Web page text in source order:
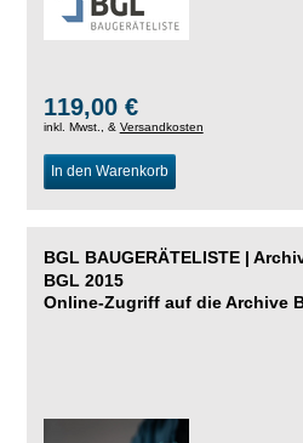
119,00 €
inkl. Mwst., & Versandkosten
In den Warenkorb
BGL BAUGERÄTELISTE |
BGL 2015
Online-Zugriff auf die Archive